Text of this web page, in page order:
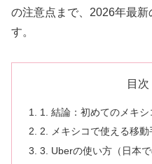
の注意点まで、2026年最
す。
目次
1. 結論：初めてのメキ
2. メキシコで使える移動
3. Uberの使い方（日本